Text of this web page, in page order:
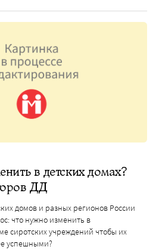
в детских домах?
ДД
домов и разных регионов России
что нужно изменить в
сиротских учреждений чтобы их
успешными?